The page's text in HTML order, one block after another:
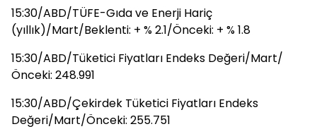
15:30/ABD/TÜFE-Gıda ve Enerji Hariç
(yıllık)/Mart/Beklenti: + % 2.1/Önceki: + % 1.8
15:30/ABD/Tüketici Fiyatları Endeks Değeri/Mart/
Önceki: 248.991
15:30/ABD/Çekirdek Tüketici Fiyatları Endeks
Değeri/Mart/Önceki: 255.751